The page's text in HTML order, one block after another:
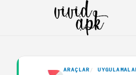
ARAÇLAR